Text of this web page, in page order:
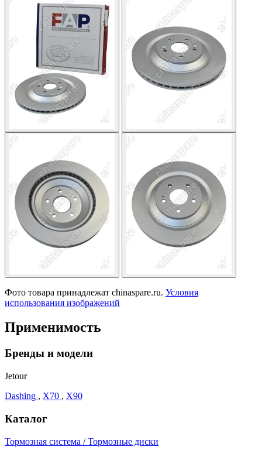
Фото товара принадлежат chinaspare.ru. Условия
использования изображений
Применимость
Бренды и модели
Jetour
Dashing , X70 , X90
Каталог
Тормозная система / Тормозные диски